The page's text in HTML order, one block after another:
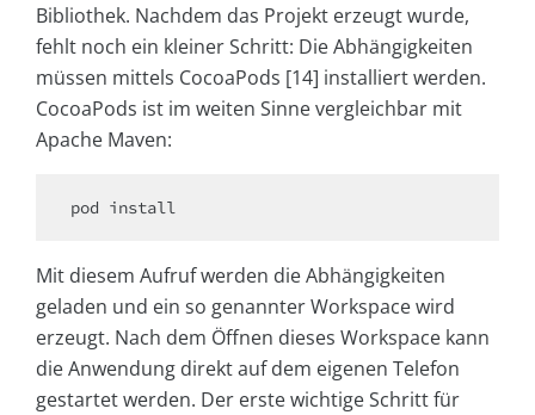
Bibliothek. Nachdem das Projekt erzeugt wurde,
fehlt noch ein kleiner Schritt: Die Abhängigkeiten
müssen mittels CocoaPods [14] installiert werden.
CocoaPods ist im weiten Sinne vergleichbar mit
Apache Maven:
pod install
Mit diesem Aufruf werden die Abhängigkeiten
geladen und ein so genannter Workspace wird
erzeugt. Nach dem Öffnen dieses Workspace kann
die Anwendung direkt auf dem eigenen Telefon
gestartet werden. Der erste wichtige Schritt für